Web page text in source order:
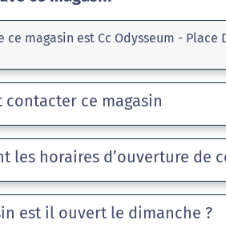
ce magasin est Cc Odysseum -
contacter ce magasin
les horaires d’ouverture de
est il ouvert le dimanche ?